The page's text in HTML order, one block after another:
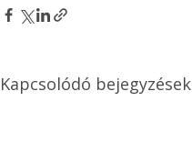
Kapcsolódó bejegyzések